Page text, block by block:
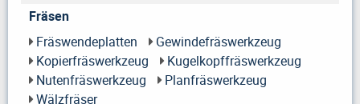
Fräsen
Fräswendeplatten
Gewindefräswerkzeug
Kopierfräswerkzeug
Kugelkopffräswerkzeug
Nutenfräswerkzeug
Planfräswerkzeug
Wälzfräser